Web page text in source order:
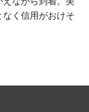
く信用がおけそ